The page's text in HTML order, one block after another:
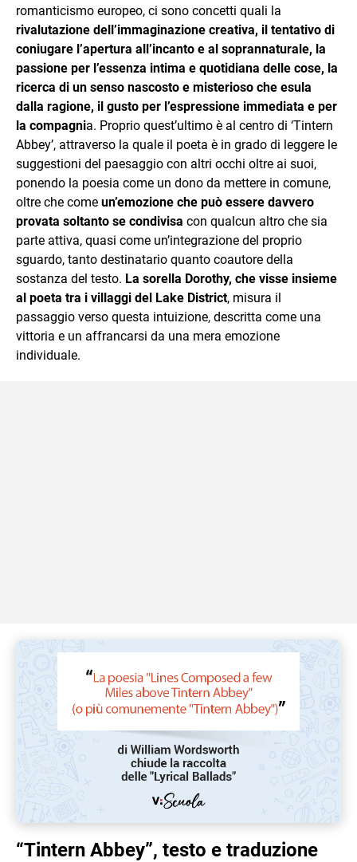
romanticismo europeo, ci sono concetti quali la
rivalutazione dell’immaginazione creativa, il tentativo di
coniugare l’apertura all’incanto e al soprannaturale, la
passione per l’essenza intima e quotidiana delle cose, la
ricerca di un senso nascosto e misterioso che esula
dalla ragione, il gusto per l’espressione immediata e per
la compagnia. Proprio quest’ultimo è al centro di ‘Tintern
Abbey’, attraverso la quale il poeta è in grado di leggere le
suggestioni del paesaggio con altri occhi oltre ai suoi,
ponendo la poesia come un dono da mettere in comune,
oltre che come un’emozione che può essere davvero
provata soltanto se condivisa con qualcun altro che sia
parte attiva, quasi come un’integrazione del proprio
sguardo, tanto destinatario quanto coautore della
sostanza del testo. La sorella Dorothy, che visse insieme
al poeta tra i villaggi del Lake District, misura il
passaggio verso questa intuizione, descritta come una
vittoria e un affrancarsi da una mera emozione
individuale.
“Tintern Abbey”, testo e traduzione